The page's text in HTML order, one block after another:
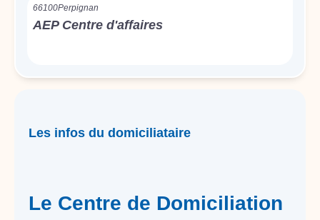
66100Perpignan
AEP Centre d'affaires
Les infos du domiciliataire
Le Centre de Domiciliation